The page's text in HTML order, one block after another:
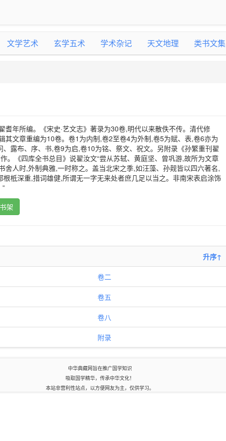
文学艺术 玄学五术 学术杂记 天文地理 类书文集
耆年所编。《宋史·艺文志》著录为30卷,明代以来散佚不传。清代修
其文章重编为10卷。卷1为内制,卷2至卷4为外制,卷5为赋、表,卷6亦为
露布、序、书,卷9为启,卷10为铭、祭文、祝文。另附录《孙繁重刊翟
。《四库全书总目》说翟汝文“尝从苏轼、黄庭坚、曾巩游,故所为文章
舍人时,外制典雅,一时称之。盖当北宋之季,如汪藻、孙觌皆以四六著名,
根柢深重,措词雄健,所谓无一字无来处者庶几足以当之。非南宋表启涂饰
架
升序↑
卷二
卷五
卷八
附录
中华典藏网旨在推广国学知识
吸取国学精华，传承中华文化！
本站非营利性站点，以方便网友为主，仅供学习。